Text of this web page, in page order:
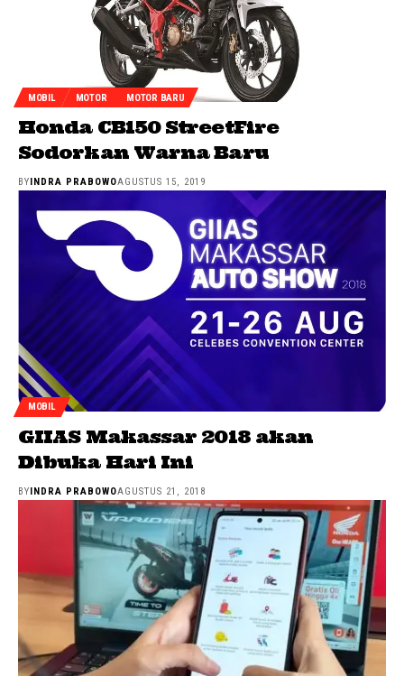
MOBIL MOTOR MOTOR BARU
Honda CB150 StreetFire
Sodorkan Warna Baru
BY INDRA PRABOWOAGUSTUS 15, 2019
MOBIL
GIIAS Makassar 2018 akan
Dibuka Hari Ini
BYINDRA PRABOWOAGUSTUS 21, 2018